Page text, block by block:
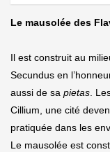
Le mausolée des
Il est construit au
Secundus en
aussi de sa pietas.
Cillium, une cité
pratiquée dans les
Le mausolée est